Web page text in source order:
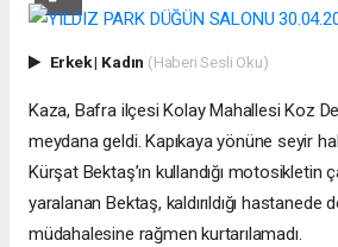
Erkek| Kadın (Haberi Sesli Oku)
Kaza, Bafra ilçesi Kolay Mahallesi Koz
meydana geldi. Kapıkaya yönüne seyir
Kürşat Bektaş’ın kullandığı motosikletin
yaralanan Bektaş, kaldırıldığı hastanede
müdahalesine rağmen kurtarılamadı.